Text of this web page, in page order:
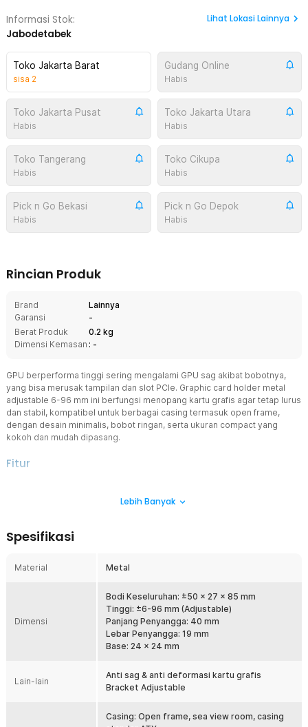
Informasi Stok:
Jabodetabek
Lihat Lokasi Lainnya
Toko Jakarta Barat
sisa 2
Gudang Online
Habis
Toko Jakarta Pusat
Habis
Toko Jakarta Utara
Habis
Toko Tangerang
Habis
Toko Cikupa
Habis
Pick n Go Bekasi
Habis
Pick n Go Depok
Habis
Rincian Produk
Brand
Lainnya
Garansi
-
Berat Produk
0.2 kg
Dimensi Kemasan : -
GPU berperforma tinggi sering mengalami GPU sag akibat bobotnya,
yang bisa merusak tampilan dan slot PCIe. Graphic card holder metal
adjustable 6-96 mm ini berfungsi menopang kartu grafis agar tetap lurus
dan stabil, kompatibel untuk berbagai casing termasuk open frame,
dengan desain minimalis, bobot ringan, serta ukuran compact yang
kokoh dan mudah dipasang.
Fitur
GPU yang melengkung bukan sekadar masalah estetika tekanan
menopang bobot GPU secara merata sehingga posisinya tetap
dari tekanan mekanis jangka panjang.
Kemudahan pemasangan jadi nilai tambah utama. Berkat desain
teleskopik dengan sistem sambungan magnetik, Anda tidak perlu
repot menggunakan alat tambahan. Cukup tempelkan bracket pada
casing, dan kartu grafis Anda akan langsung mendapatkan
Dibuat dari material metal premium, bracket ini memiliki ketahanan
luar biasa sekaligus tampilan futuristik yang mempercantik build PC
bagi gamer maupun profesional.
Lebih Banyak
Spesifikasi
Material Metal
Dimensi
Bodi Keseluruhan: ±50 x 27 x 85 mm
Tinggi: ±6-96 mm (Adjustable)
Panjang Penyangga: 40 mm
Lebar Penyangga: 19 mm
Base: 24 x 24 mm
Lain-lain
Anti sag & anti deformasi kartu grafis
Bracket Adjustable
Casing: Open frame, sea view room, casing